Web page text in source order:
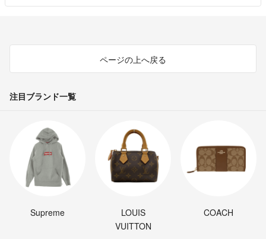
ページの上へ戻る
注目ブランド一覧
Supreme
LOUIS
VUITTON
COACH